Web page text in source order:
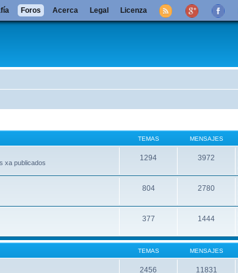
TEMAS MENSAJES
xa publicados
1294 3972
804 2780
377 1444
TEMAS MENSAJES
2456 11831
Foros Acerca Legal Licenza